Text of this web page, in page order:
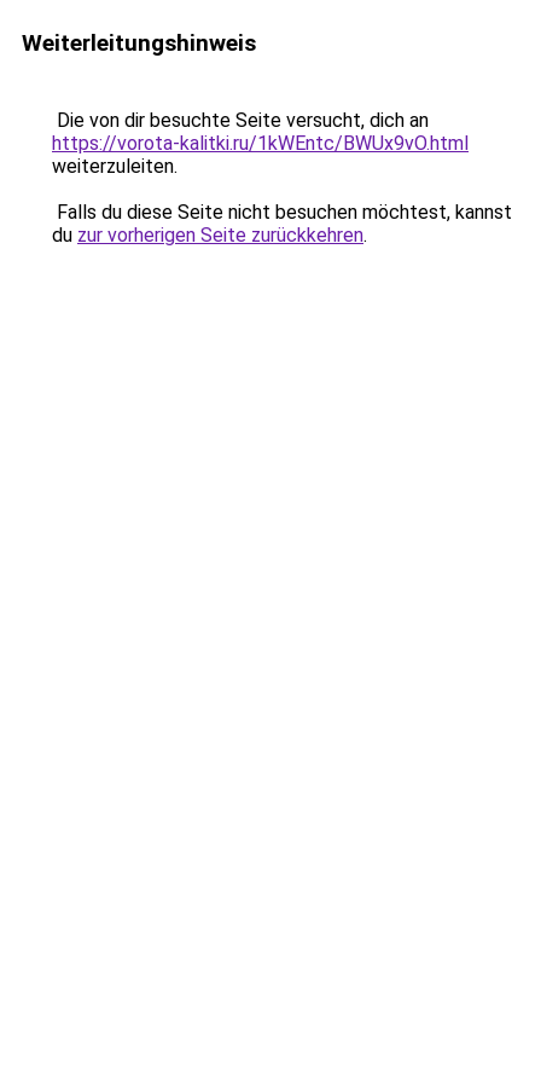
Weiterleitungshinweis
Die von dir besuchte Seite versucht, dich an
https://vorota-kalitki.ru/1kWEntc/BWUx9vO.html
weiterzuleiten.
Falls du diese Seite nicht besuchen möchtest, kannst
du zur vorherigen Seite zurückkehren.